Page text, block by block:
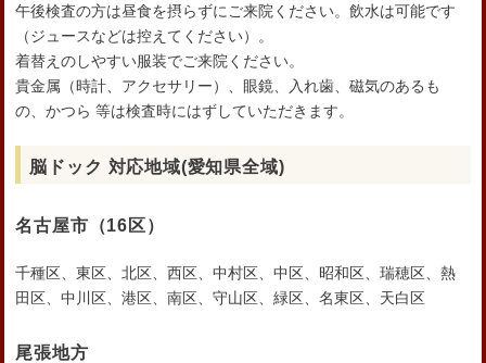
午後検査の方は昼食を摂らずにご来院ください。飲水は可能です
（ジュースなどは控えてください）。
着替えのしやすい服装でご来院ください。
貴金属（時計、アクセサリー）、眼鏡、入れ歯、磁気のあるも
の、かつら 等は検査時にはずしていただきます。
脳ドック 対応地域(愛知県全域)
名古屋市 （16区）
千種区、東区、北区、西区、中村区、中区、昭和区、瑞穂区、熱
田区、中川区、港区、南区、守山区、緑区、名東区、天白区
尾張地方